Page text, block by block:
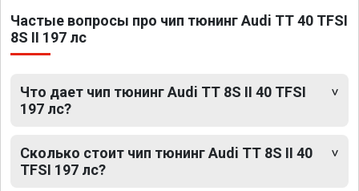
Частые вопросы про чип тюнинг Audi TT 40 TFSI
8S II 197 лс
Что дает чип тюнинг Audi TT 8S II 40 TFSI
197 лс?
Сколько стоит чип тюнинг Audi TT 8S II 40
TFSI 197 лс?